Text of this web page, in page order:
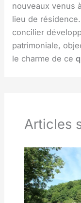
nouveaux venus
lieu de
concilier
patrimoniale,
le charme de ce
Articles